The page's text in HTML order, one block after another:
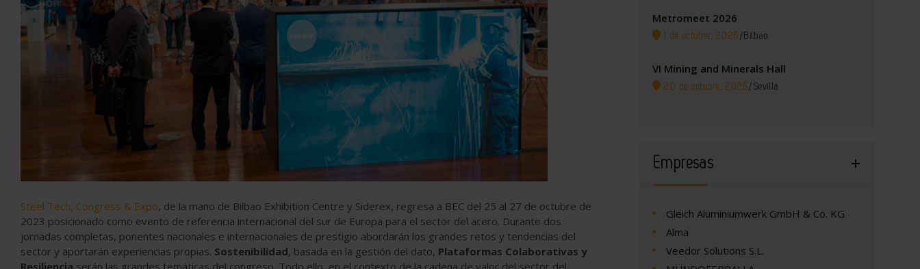
Steel Tech, Congress & Expo, de la mano de Bilbao Exhibition Centre y Siderex, regresa a BEC del 25 al 27 de octubre de
2023 posicionado como evento de referencia internacional del sur de Europa para el sector del acero. Durante dos
jornadas completas, ponentes nacionales e internacionales de prestigio abordarán los grandes retos y tendencias del
sector y aportarán experiencias propias. Sostenibilidad, basada en la gestión del dato, Plataformas Colaborativas y
Resiliencia serán las grandes temáticas del congreso. Todo ello, en el contexto de la cadena de valor del sector del
Metromeet 2026
1 de octubre, 2026 / Bilbao
VI Mining and Minerals Hall
20 de octubre, 2026/ Sevilla
Empresas
Gleich Aluminiumwerk GmbH & Co. KG
Alma
Veedor Solutions S.L.